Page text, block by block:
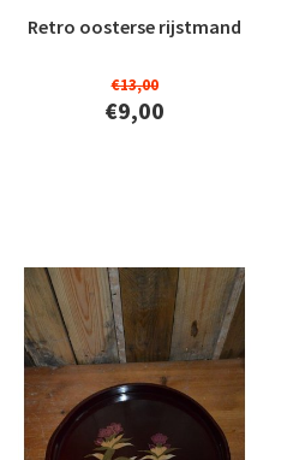
Retro oosterse rijstmand
€13,00
€9,00